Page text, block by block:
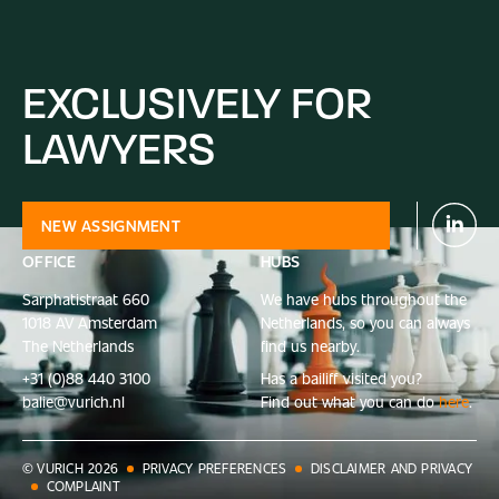
EXCLUSIVELY FOR
LAWYERS
NEW ASSIGNMENT
OFFICE
Sarphatistraat 660
1018 AV Amsterdam
The Netherlands
+31 (0)88 440 3100
balie@vurich.nl
HUBS
We have hubs through­out the
Netherlands, so you can always
find us nearby.
Has a bailiff visited you?
Find out what you can dohere.
© VURICH2026 PRIVACY PREFERENCES
DISCLAIMER AND PRIVACY
COMPLAINT